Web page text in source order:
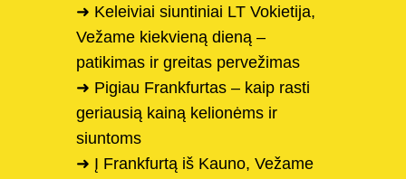
➜ Keleiviai siuntiniai LT Vokietija,
Vežame kiekvieną dieną –
patikimas ir greitas pervežimas
➜ Pigiau Frankfurtas – kaip rasti
geriausią kainą kelionėms ir
siuntoms
➜ Į Frankfurtą iš Kauno, Vežame